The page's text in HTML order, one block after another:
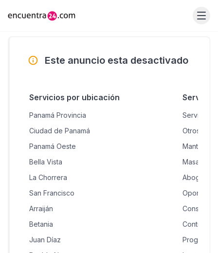
Este anuncio esta desactivado
Servicios por ubicación
Panamá Provincia
Ciudad de Panamá
Panamá Oeste
Bella Vista
La Chorrera
San Francisco
Arraiján
Betania
Juan Díaz
Servicios
Otros
Masajes y
Abogados